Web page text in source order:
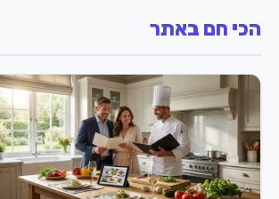
הכי חם באתר